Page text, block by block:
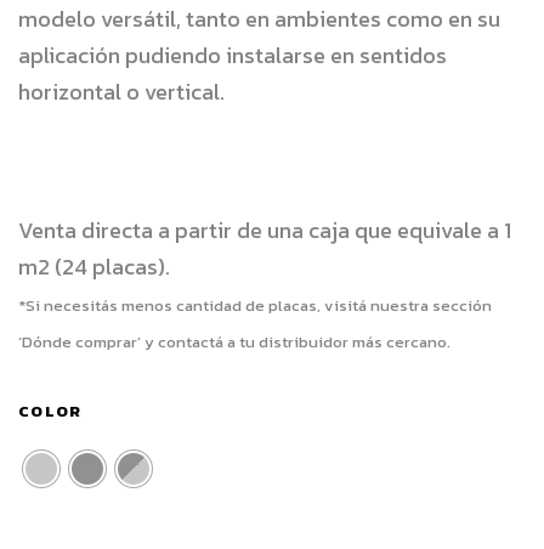
modelo versátil, tanto en ambientes como en su
aplicación pudiendo instalarse en sentidos
horizontal o vertical.
Venta directa a partir de una caja que equivale a 1
m2 (24 placas).
*Si necesitás menos cantidad de placas, visitá nuestra sección
‘Dónde comprar’ y contactá a tu distribuidor más cercano.
COLOR